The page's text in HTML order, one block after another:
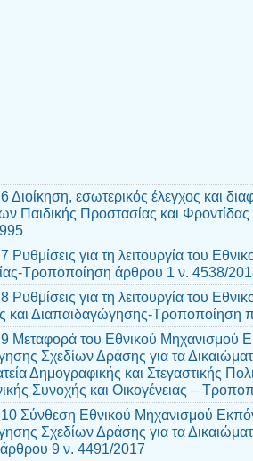
Διοίκηση, εσωτερικός έλεγχος και
Παιδικής Προστασίας και
Ρυθμίσεις για τη λειτουργία του
Τροποποίηση άρθρου 1 ν. 4538/
Ρυθμίσεις για τη λειτουργία του
και Διαπαιδαγώγησης-Τροποποίηση
Μεταφορά του Εθνικού Μηχανισμού
Σχεδίων Δράσης για τα
Δημογραφικής και Στεγαστικής
Συνοχής και Οικογένειας –
Σύνθεση Εθνικού Μηχανισμού
Σχεδίων Δράσης για τα
9 ν. 4491/2017